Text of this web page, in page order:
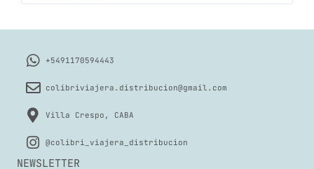
+5491170594443
colibriviajera.distribucion@gmail.com
Villa Crespo, CABA
@colibri_viajera_distribucion
NEWSLETTER